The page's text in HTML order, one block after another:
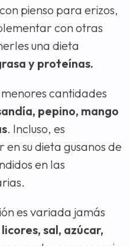
pienso para erizos,
con otras
una dieta
y proteínas.
cantidades
pepino, mango
. Incluso, es
su dieta gusanos de
en las
es variada jamás
sal, azúcar,